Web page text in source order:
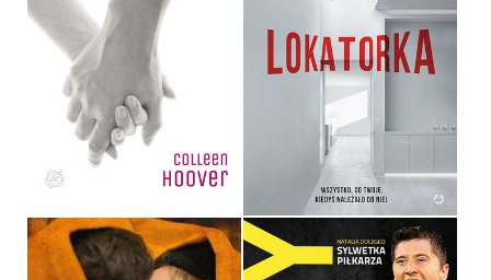
LOSING HOPE
COLLEEN HOOVER
OPRAWA MIĘKKA
34,90 ZŁ
LOKATORKA
JP DELANEY
36,90 ZŁ